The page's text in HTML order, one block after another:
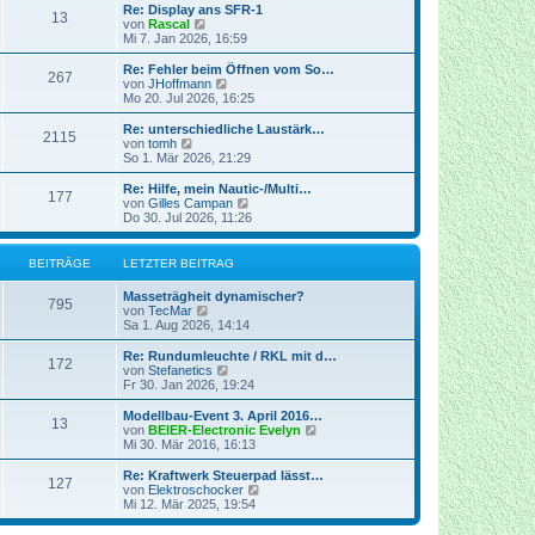
r
g
B
e
i
r
a
g
B
r
13
Re: Display ans SFR-1
von Rascal
e
u
e
s
t
r
B
e
i
r
a
g
Mi 7. Jan 2026, 16:59
267
Re: Fehler beim Öffnen vom So…
von JHoffmann
e
u
e
t
B
e
i
t
a
g
Mo 20. Jul 2026, 16:25
2115
Re: unterschiedliche Laustärk…
von tomh
e
u
e
s
t
r
B
e
i
t
r
a
g
So 1. Mär 2026, 21:29
177
Re: Hilfe, mein Nautic-/Multi…
von Gilles Campan
e
u
e
r
i
t
a
g
Do 30. Jul 2026, 11:26
BEITRÄGE LETZTER BEITRAG
795
Masseträgheit dynamischer?
von TecMar
e
u
e
s
t
e
B
e
i
r
a
g
Sa 1. Aug 2026, 14:14
172
Re: Rundumleuchte / RKL mit d…
von Stefanetics
e
u
e
s
t
B
e
i
t
Fr 30. Jan 2026, 19:24
13
Modellbau-Event 3. April 2016…
von BEIER-Electronic Evelyn
u
r
Mi 30. Mär 2016, 16:13
127
Re: Kraftwerk Steuerpad lässt…
von Elektroschocker
u
Mi 12. Mär 2025, 19:54